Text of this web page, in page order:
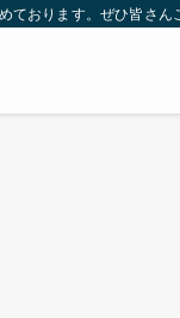
おります。ぜひ皆さん